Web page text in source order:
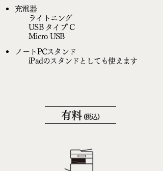
充電器
ライトニング
USB タイプ C
Micro USB
​ノートPCスタンド
iPadのスタンドとしても使えます
有料 (税込)